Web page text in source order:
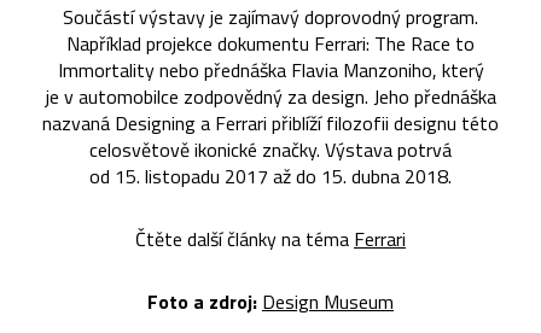
Součástí výstavy je zajímavý doprovodný program.
Například projekce dokumentu Ferrari: The Race to
Immortality nebo přednáška Flavia Manzoniho, který
je v automobilce zodpovědný za design. Jeho přednáška
nazvaná Designing a Ferrari přiblíží filozofii designu této
celosvětově ikonické značky. Výstava potrvá
od 15. listopadu 2017 až do 15. dubna 2018.
Čtěte další články na téma Ferrari
Foto a zdroj: Design Museum